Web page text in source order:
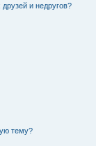
и недругов?
тему?